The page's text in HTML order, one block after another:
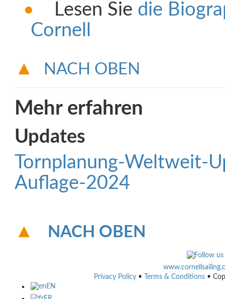
Lesen Sie die
Cornell
NACH OBEN
Mehr erfahren
Updates
Tornplanung-Weltweit-
Auflage-2024
NACH OBEN
Privacy Policy • Terms & Conditions •
EN